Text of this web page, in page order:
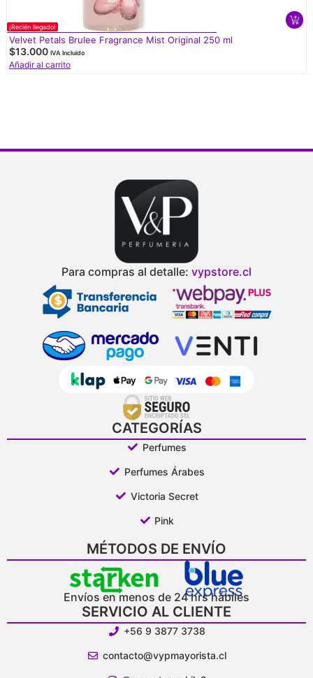
¡Recién llegado!
Velvet Petals Brulee Fragrance Mist Original 250 ml
$13.000 IVA Incluido
Añadir al carrito
Para compras al detalle: vypstore.cl
CATEGORÍAS
Perfumes
Perfumes Árabes
Victoria Secret
Pink
MÉTODOS DE ENVÍO
Envíos en menos de 24 hrs hábiles
SERVICIO AL CLIENTE
+56 9 3877 3738
contacto@vypmayorista.cl